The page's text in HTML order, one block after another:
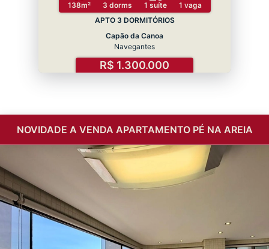
138m² 3 dorms 1 suíte
1 vaga
APTO 3 DORMITÓRIOS
Capão da Canoa
Navegantes
R$ 1.300.000
NOVIDADE A VENDA APARTAMENTO PÉ NA AREIA